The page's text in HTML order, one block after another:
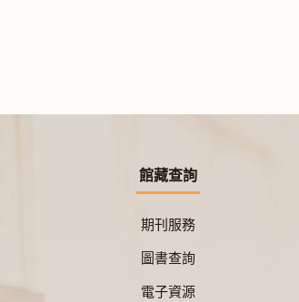
館藏查詢
期刊服務
圖書查詢
電子資源